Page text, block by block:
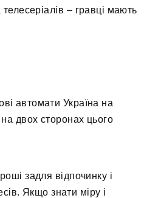
– гравці мають
автомати Україна на
двох сторонах цього
задля відпочинку і
Якщо знати міру і